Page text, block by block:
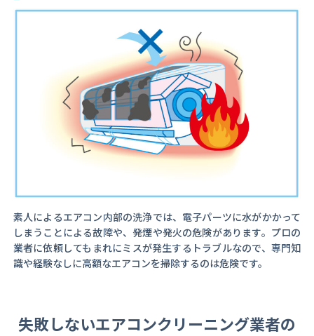
素人によるエアコン内部の洗浄では、電子パーツに水がかかって
しまうことによる故障や、発煙や発火の危険があります。プロの
業者に依頼してもまれにミスが発生するトラブルなので、専門知
識や経験なしに高額なエアコンを掃除するのは危険です。
失敗しないエアコンクリーニング業者の